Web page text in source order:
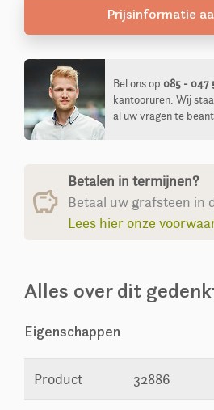
Prijsinformatie
Bel ons op 085 - 047
kantooruren. Wij
al uw vragen te
Betalen in termijnen?
Betaal uw grafsteen in
Lees hier onze
Alles over dit
Eigenschappen
Product 32886